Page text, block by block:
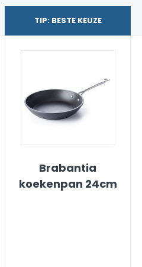
TIP: BESTE KEUZE
Brabantia
koekenpan 24cm